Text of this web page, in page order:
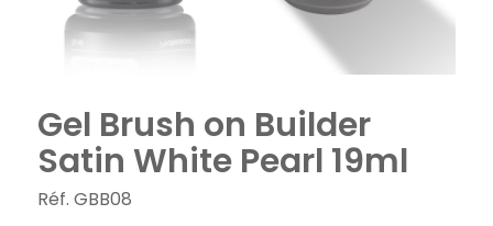
Gel Brush on Builder
Satin White Pearl 19ml
Réf. GBB08